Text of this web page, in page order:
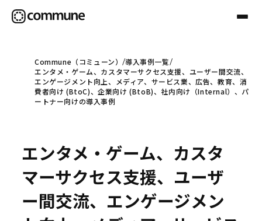
Communeについて
事例
セミナー
Commune（コミューン）
導入事例一覧
エンタメ・ゲーム、カスタマーサクセス支援、ユーザー間交流、
エンゲージメント向上、メディア、サービス業、広告、教育、消
費者向け (BtoC)、企業向け (BtoB)、社内向け（Internal）、パ
ートナー向けの導入事例
エンタメ・ゲーム、カスタ
マーサクセス支援、ユーザ
ー間交流、エンゲージメン